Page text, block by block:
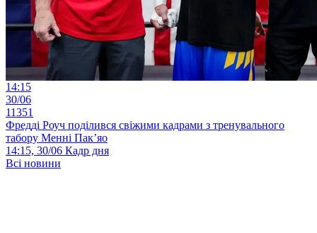
14:15
30/06
11351
Фредді Роуч поділився свіжими кадрами з тренувального
табору Менні Пак’яо
14:15, 30/06 Кадр дня
Всі новини